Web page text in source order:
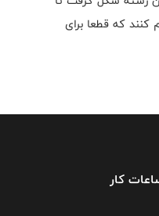
که قطعا برای
کار